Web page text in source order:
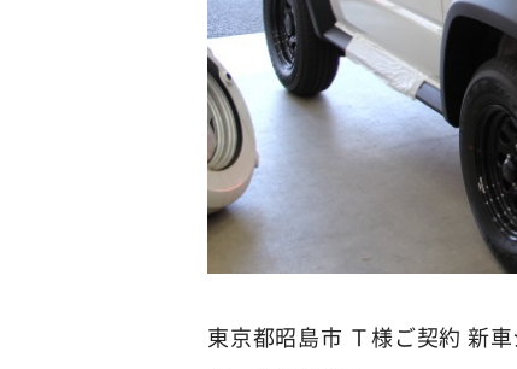
東京都昭島市 Ｔ様ご契約 新